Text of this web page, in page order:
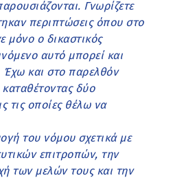
Γνωρίζετε
περιπτώσεις όπου στο
μόνο ο δικαστικός
αυτό μπορεί και
Έχω και στο παρελθόν
δύο
τις οποίες θέλω να
του νόμου σχετικά με
επιτροπών, την
των μελών τους και την